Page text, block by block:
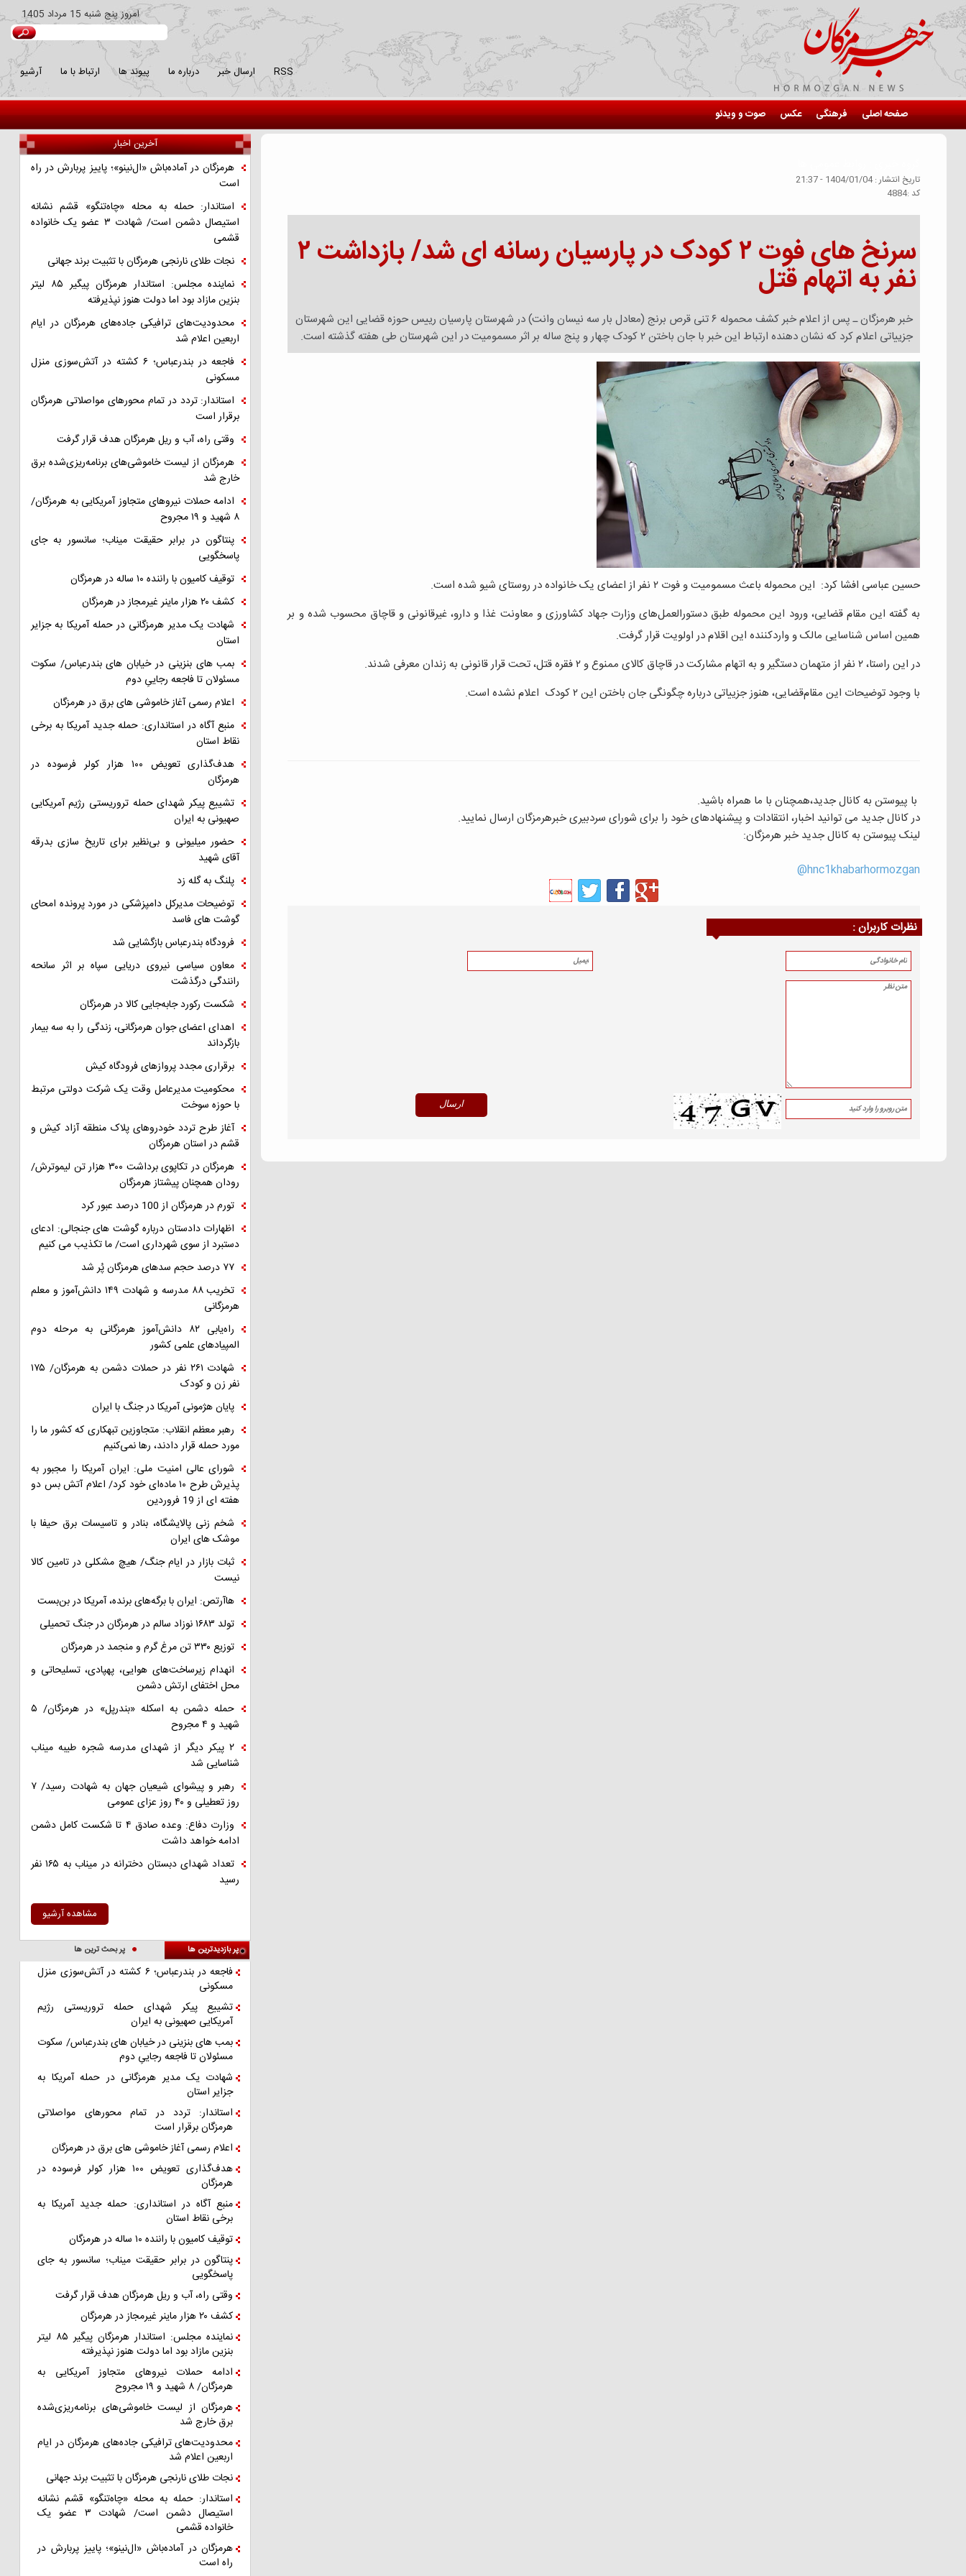
امروزپنج شنبه 15 مرداد 1405
آرشیو ارتباط با ما پیوند ها درباره ما ارسال خبر RSS
صفحه اصلی فرهنگی عکس صوت و ویدئو
تاريخ انتشار :1404/01/04 - 21:37
كد :4884
سرنخ های فوت ۲ کودک در پارسیان رسانه ای شد/ بازداشت ۲
نفر به اتهام قتل
خبر هرمزگان ـ پس از اعلام خبر کشف محموله ۶ تنی قرص برنج (معادل بار سه نیسان وانت) در شهرستان پارسیان رییس حوزه قضایی این شهرستان
جزییاتی اعلام کرد که نشان دهنده ارتباط این خبر با جان باختن ۲ کودک چهار و‌ پنج ساله بر اثر مسمومیت در این شهرستان طی هفته گذشته است.
حسین عباسی افشا کرد: این محموله باعث مسمومیت و فوت ۲ نفر از اعضای یک خانواده در روستای شیو شده است.
به گفته این مقام قضایی، ورود این محموله طبق دستورالعمل‌های وزارت جهاد کشاورزی و معاونت غذا و دارو، غیرقانونی و قاچاق محسوب شده و‌ بر
همین اساس شناسایی مالک و واردکننده این اقلام در اولویت قرار گرفت.
در این راستا، ۲ نفر از متهمان دستگیر و به اتهام مشارکت در قاچاق کالای ممنوع و ۲ فقره قتل، تحت قرار قانونی به زندان معرفی شدند.
با وجود توضیحات این مقام‌قضایی، هنوز جزییاتی درباره چگونگی جان باختن این ۲ کودک اعلام نشده است.
با پیوستن به کانال جدید،همچنان با ما همراه باشید.
در کانال جدید می توانید اخبار، انتقادات و پیشنهادهای خود را برای شورای سردبیری خبرهرمزگان ارسال نمایید.
لینک پیوستن به کانال جدید خبر هرمزگان:
hnc1khabarhormozgan@
نظرات كاربران :
آخرین اخبار
هرمزگان در آماده‌باش «ال‌نینو»؛ پاییز پربارش در راه
است
استاندار: حمله به محله «چاه‌تنگو» قشم نشانه
استیصال دشمن است/ شهادت ۳ عضو یک خانواده
قشمی
نجات طلای نارنجی هرمزگان با تثبیت برند جهانی
نماینده مجلس: استاندار هرمزگان پیگیر ۸۵ لیتر
بنزین مازاد بود اما دولت هنوز نپذیرفته
محدودیت‌های ترافیکی جاده‌های هرمزگان در ایام
اربعین اعلام شد
فاجعه در بندرعباس؛ ۶ کشته در آتش‌سوزی منزل
مسکونی
استاندار: تردد در تمام محورهای مواصلاتی هرمزگان
برقرار است
وقتی راه، آب و ریل هرمزگان هدف قرار گرفت
هرمزگان از لیست خاموشی‌های برنامه‌ریزی‌شده برق
خارج شد
ادامه حملات نیروهای متجاوز آمریکایی به هرمزگان/
۸ شهید و ۱۹ مجروح
پنتاگون در برابر حقیقت میناب؛ سانسور به جای
پاسخگویی
توقیف کامیون با راننده ۱۰ ساله در هرمزگان
کشف ۲۰ هزار ماینر غیرمجاز در هرمزگان
شهادت یک مدیر هرمزگانی در حمله آمریکا به جزایر
استان
بمب های بنزینی در خیابان های بندرعباس/ سکوت
مسئولان تا فاجعه رجاییِ دوم
اعلام رسمی آغاز خاموشی های برق در هرمزگان
منبع آگاه در استانداری: حمله جدید آمریکا به برخی
نقاط استان
هدف‌گذاری تعویض ۱۰۰ هزار کولر فرسوده در
هرمزگان
تشییع پیکر شهدای حمله تروریستی رژیم آمریکایی
صهیونی به ایران
حضور میلیونی و بی‌نظیر برای تاریخ سازی بدرقه
آقای شهید
پلنگ به گله زد
توضیحات مدیرکل دامپزشکی در مورد پرونده امحای
گوشت های فاسد
فرودگاه بندرعباس بازگشایی شد
معاون سیاسی نیروی دریایی سپاه بر اثر سانحه
رانندگی درگذشت
شکست رکورد جابه‌جایی کالا در هرمزگان
اهدای اعضای جوان هرمزگانی، زندگی را به سه بیمار
بازگرداند
برقراری مجدد پروازهای فرودگاه کیش
محکومیت مدیرعامل وقت یک شرکت دولتی مرتبط
با حوزه سوخت
آغاز طرح تردد خودروهای پلاک منطقه آزاد کیش و
قشم در استان هرمزگان
هرمزگان در تکاپوی برداشت ۳۰۰ هزار تن لیموترش/
رودان همچنان پیشتاز هرمزگان
تورم در هرمزگان از 100 درصد عبور کرد
اظهارات دادستان درباره گوشت های جنجالی: ادعای
دستبرد از سوی شهرداری است/ ما تکذیب می کنیم
۷۷ درصد حجم سدهای هرمزگان پُر شد
تخریب ۸۸ مدرسه و شهادت ۱۴۹ دانش‌آموز و معلم
هرمزگانی
راه‌یابی ۸۲ دانش‌آموز هرمزگانی به مرحله دوم
المپیادهای علمی کشور
شهادت ۲۶۱ نفر در حملات دشمن به هرمزگان/ ۱۷۵
نفر زن و کودک
پایان هژمونی آمریکا در جنگ با ایران
رهبر معظم انقلاب: متجاوزین تبهکاری که کشور ما را
مورد حمله قرار دادند، رها نمی‌کنیم
شورای عالی امنیت ملی: ایران آمریکا را مجبور به
پذیرش طرح ۱۰ ماده‌ای خود کرد/ اعلام آتش بس دو
هفته ای از 19 فروردین
شخم زنی پالایشگاه، بنادر و تاسیسات برق حیفا با
موشک های ایران
ثبات بازار در ایام جنگ/ هیچ مشکلی در تامین کالا
نیست
هاآرتص: ایران با برگه‌های برنده، آمریکا در بن‌بست
تولد ۱۶۸۳ نوزاد سالم در هرمزگان در جنگ تحمیلی
توزیع ۳۳۰ تن مرغ گرم و منجمد در هرمزگان
انهدام زیرساخت‌های هوایی، پهپادی، تسلیحاتی و
محل اختفای ارتش دشمن
حمله دشمن به اسکله «بندرپل» در هرمزگان/ ۵
شهید و ۴ مجروح
۲ پیکر دیگر از شهدای مدرسه شجره طیبه میناب
شناسایی شد
رهبر و پیشوای شیعیان جهان به شهادت رسید/ ۷
روز تعطیلی و ۴۰ روز عزای عمومی
وزارت دفاع: وعده صادق ۴ تا شکست کامل دشمن
ادامه خواهد داشت
تعداد شهدای دبستان دخترانه در میناب به ۱۶۵ نفر
رسید
مشاهده آرشیو
پر بازدیدترین ها پر بحث ترین ها
فاجعه در بندرعباس؛ ۶ کشته در آتش‌سوزی منزل
مسکونی
تشییع پیکر شهدای حمله تروریستی رژیم
آمریکایی صهیونی به ایران
بمب های بنزینی در خیابان های بندرعباس/ سکوت
مسئولان تا فاجعه رجاییِ دوم
شهادت یک مدیر هرمزگانی در حمله آمریکا به
جزایر استان
استاندار: تردد در تمام محورهای مواصلاتی
هرمزگان برقرار است
اعلام رسمی آغاز خاموشی های برق در هرمزگان
هدف‌گذاری تعویض ۱۰۰ هزار کولر فرسوده در
هرمزگان
منبع آگاه در استانداری: حمله جدید آمریکا به
برخی نقاط استان
توقیف کامیون با راننده ۱۰ ساله در هرمزگان
پنتاگون در برابر حقیقت میناب؛ سانسور به جای
پاسخگویی
وقتی راه، آب و ریل هرمزگان هدف قرار گرفت
کشف ۲۰ هزار ماینر غیرمجاز در هرمزگان
نماینده مجلس: استاندار هرمزگان پیگیر ۸۵ لیتر
بنزین مازاد بود اما دولت هنوز نپذیرفته
ادامه حملات نیروهای متجاوز آمریکایی به
هرمزگان/ ۸ شهید و ۱۹ مجروح
هرمزگان از لیست خاموشی‌های برنامه‌ریزی‌شده
برق خارج شد
محدودیت‌های ترافیکی جاده‌های هرمزگان در ایام
اربعین اعلام شد
نجات طلای نارنجی هرمزگان با تثبیت برند جهانی
استاندار: حمله به محله «چاه‌تنگو» قشم نشانه
استیصال دشمن است/ شهادت ۳ عضو یک
خانواده قشمی
هرمزگان در آماده‌باش «ال‌نینو»؛ پاییز پربارش در
راه است